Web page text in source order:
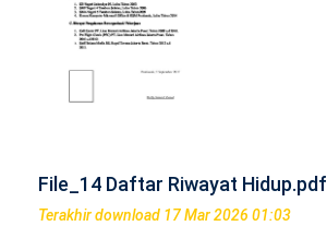
File_14 Daftar Riwayat Hidup.pdf
Terakhir download 17 Mar 2026 01:03